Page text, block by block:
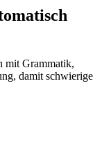
mit Grammatik,
damit schwierige